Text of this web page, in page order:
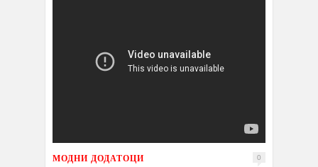
МОДНИ ДОДАТОЦИ 0